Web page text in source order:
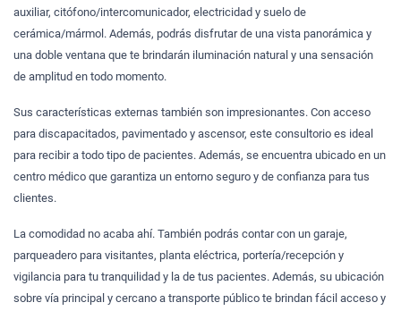
auxiliar, citófono/intercomunicador, electricidad y suelo de
cerámica/mármol. Además, podrás disfrutar de una vista panorámica y
una doble ventana que te brindarán iluminación natural y una sensación
de amplitud en todo momento.
Sus características externas también son impresionantes. Con acceso
para discapacitados, pavimentado y ascensor, este consultorio es ideal
para recibir a todo tipo de pacientes. Además, se encuentra ubicado en un
centro médico que garantiza un entorno seguro y de confianza para tus
clientes.
La comodidad no acaba ahí. También podrás contar con un garaje,
parqueadero para visitantes, planta eléctrica, portería/recepción y
vigilancia para tu tranquilidad y la de tus pacientes. Además, su ubicación
sobre vía principal y cercano a transporte público te brindan fácil acceso y